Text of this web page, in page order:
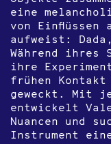
eine
von Einflüssen
aufweist:
Während ihres
ihre
frühen
geweckt. Mit
entwickelt
Nuancen und
Instrument